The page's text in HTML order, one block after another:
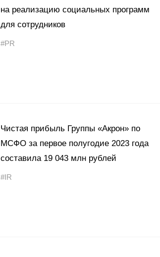
на реализацию социальных программ
для сотрудников
#PR
Чистая прибыль Группы «Акрон» по
МСФО за первое полугодие 2023 года
составила 19 043 млн рублей
#IR